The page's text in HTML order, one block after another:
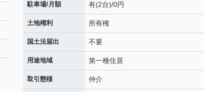
駐車場/月額 有(2台)/0円
土地権利 所有権
国土法届出 不要
用途地域 第一種住居
取引態様 仲介